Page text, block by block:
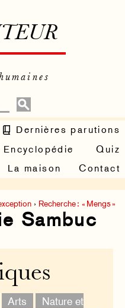
Dernières parutions
Encyclopédie
Quiz
La maison Contact
› Recherche : « Mengs »
Sambuc
Arts
Nature et